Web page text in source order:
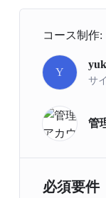
コース制作:
Y
サ
管
必須要件